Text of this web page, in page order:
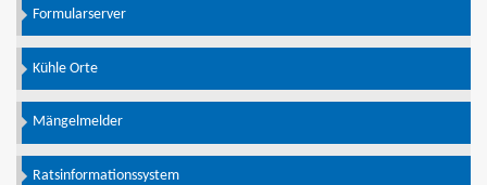
Formularserver
Kühle Orte
Mängelmelder
Ratsinformationssystem